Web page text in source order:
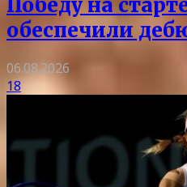
Победу на
обеспечили
06.08.2026
18